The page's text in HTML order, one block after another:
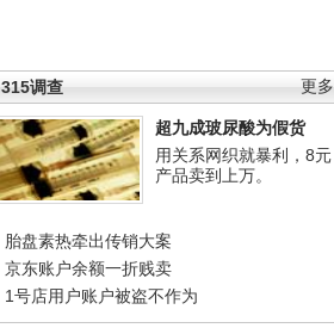
更多
315调查
超九成玻尿酸为假货
用关系网织就暴利，8元
产品卖到上万。
胎盘素热牵出传销大案
京东账户余额一折贱卖
1号店用户账户被盗不作为